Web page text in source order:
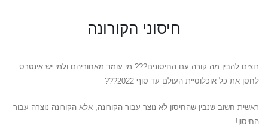
חיסוני הקורונה
רוצים להבין מה קורה עם החיסונים??? מי עומד מאחוריהם ולמי יש אינטרס
לחסן את כל אוכלוסיית העולם עד סוף 2022???
ראשית חשוב שנבין שהחיסון לא נוצר עבור הקורונה, אלא הקורונה נוצרה עבור
החיסון!